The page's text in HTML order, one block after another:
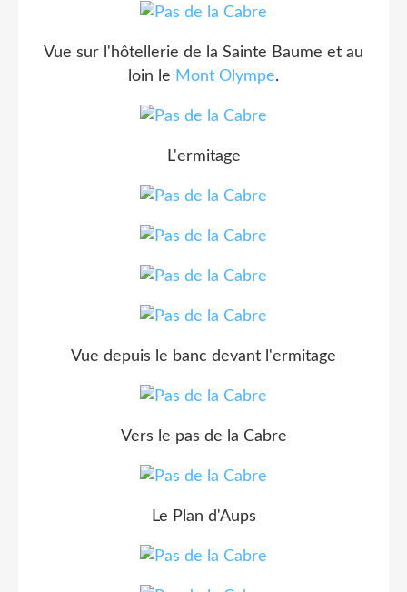
Vue sur l'hôtellerie de la Sainte Baume et au
loin le Mont Olympe.
L'ermitage
Vue depuis le banc devant l'ermitage
Vers le pas de la Cabre
Le Plan d'Aups